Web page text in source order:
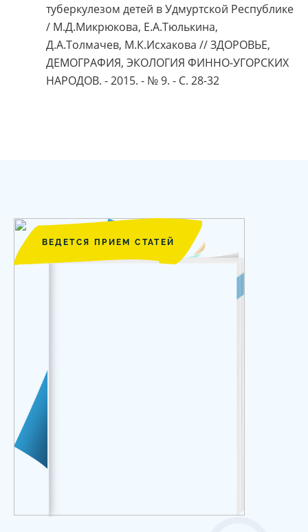
туберкулезом детей в Удмуртской Республике
/ М.Д.Микрюкова, Е.А.Тюлькина,
Д.А.Толмачев, М.К.Исхакова // ЗДОРОВЬЕ,
ДЕМОГРАФИЯ, ЭКОЛОГИЯ ФИННО-УГОРСКИХ
НАРОДОВ. - 2015. - № 9. - С. 28-32
ВЕДЕТСЯ ПРИЕМ СТАТЕЙ